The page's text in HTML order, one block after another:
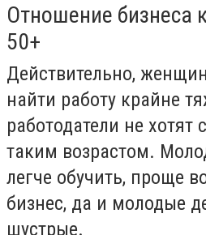
Отношение бизнеса
50+
Действительно,
найти работу крайне
работодатели не хотят
таким возрастом.
легче обучить, проще
бизнес, да и молодые
шустрые.